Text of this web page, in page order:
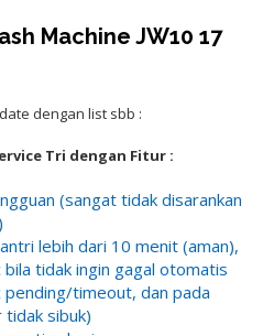
Machine JW10 17
dengan list sbb :
Tri dengan Fitur :
(sangat tidak disarankan
lebih dari 10 menit (aman),
tidak ingin gagal otomatis
timeout, dan pada
sibuk)